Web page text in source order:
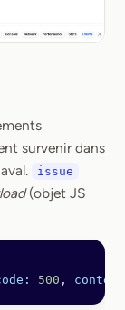
survenir dans
issue
(objet JS
500 ,